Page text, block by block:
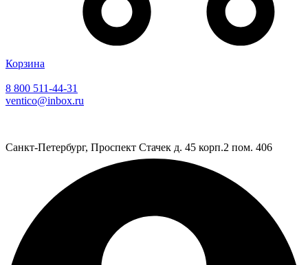
Корзина
8 800 511-44-31
ventico@inbox.ru
Санкт-Петербург, Проспект Стачек д. 45 корп.2 пом. 406